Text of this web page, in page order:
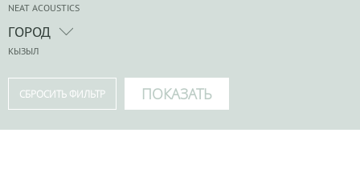
NEAT ACOUSTICS
ГОРОД
КЫЗЫЛ